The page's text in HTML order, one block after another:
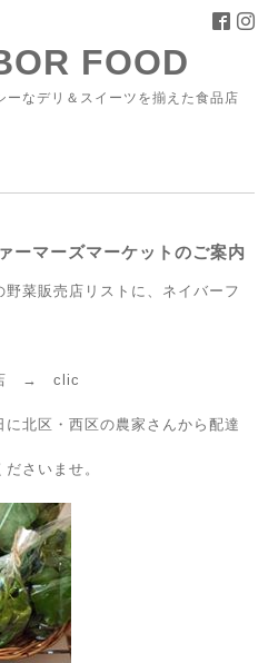
FOOD
ーなデリ＆スイーツを揃えた食品店
ーマーズマーケットのご案内
菜販売店リストに、ネイバーフ
店 → clic
北区・西区の農家さんから配達
さいませ。